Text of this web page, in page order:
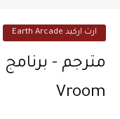
ارث اركيد Earth Arcade
Vroom